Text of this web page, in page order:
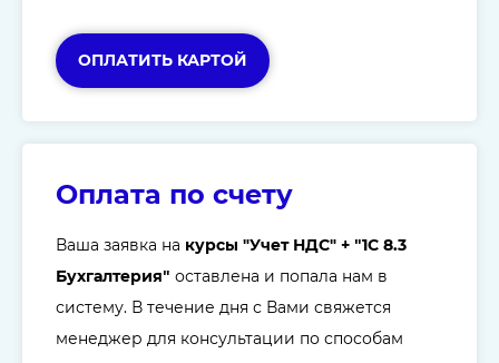
ОПЛАТИТЬ КАРТОЙ
Оплата по счету
Ваша заявка на курсы "Учет НДС" + "1С 8.3
Бухгалтерия" оставлена и попала нам в
систему. В течение дня с Вами свяжется
менеджер для консультации по способам